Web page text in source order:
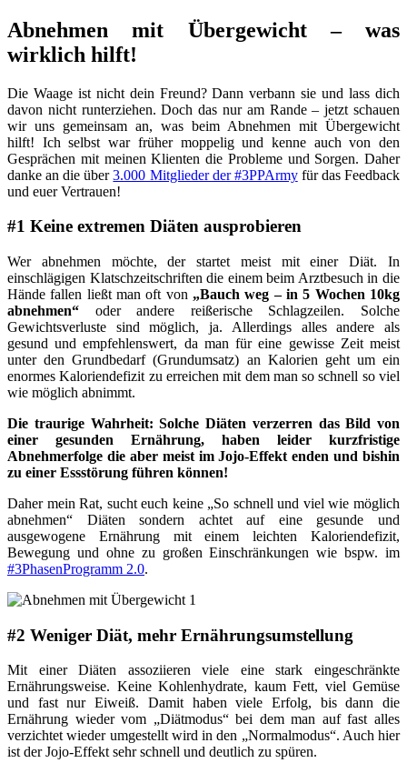
Abnehmen mit Übergewicht – was
wirklich hilft!
Die Waage ist nicht dein Freund? Dann verbann sie und lass dich
davon nicht runterziehen. Doch das nur am Rande – jetzt schauen
wir uns gemeinsam an, was beim Abnehmen mit Übergewicht
hilft! Ich selbst war früher moppelig und kenne auch von den
Gesprächen mit meinen Klienten die Probleme und Sorgen. Daher
danke an die über3.000 Mitglieder der #3PPArmyfür das Feedback
und euer Vertrauen!
#1 Keine extremen Diäten ausprobieren
Wer abnehmen möchte, der startet meist mit einer Diät. In
einschlägigen Klatschzeitschriften die einem beim Arztbesuch in die
Hände fallen ließt man oft von „Bauch weg – in 5 Wochen 10kg
abnehmen“ oder andere reißerische Schlagzeilen. Solche
Gewichtsverluste sind möglich, ja. Allerdings alles andere als
gesund und empfehlenswert, da man für eine gewisse Zeit meist
unter den Grundbedarf (Grundumsatz) an Kalorien geht um ein
enormes Kaloriendefizit zu erreichen mit dem man so schnell so viel
wie möglich abnimmt.
Die traurige Wahrheit: Solche Diäten verzerren das Bild von
einer gesunden Ernährung, haben leider kurzfristige
Abnehmerfolge die aber meist im Jojo-Effekt enden und bishin
zu einer Essstörung führen können!
Daher mein Rat, sucht euch keine „So schnell und viel wie möglich
abnehmen“ Diäten sondern achtet auf eine gesunde und
ausgewogene Ernährung mit einem leichten Kaloriendefizit,
Bewegung und ohne zu großen Einschränkungen wie bspw. im
#3PhasenProgramm 2.0.
#2 Weniger Diät, mehr Ernährungsumstellung
Mit einer Diäten assoziieren viele eine stark eingeschränkte
Ernährungsweise. Keine Kohlenhydrate, kaum Fett, viel Gemüse
und fast nur Eiweiß. Damit haben viele Erfolg, bis dann die
Ernährung wieder vom „Diätmodus“ bei dem man auf fast alles
verzichtet wieder umgestellt wird in den „Normalmodus“. Auch hier
ist der Jojo-Effekt sehr schnell und deutlich zu spüren.